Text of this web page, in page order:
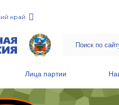
край
Лица партии